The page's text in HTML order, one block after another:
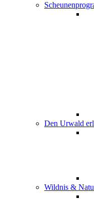
Den Urwald
Wildnis &